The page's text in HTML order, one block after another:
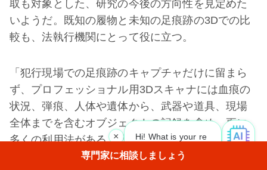
取も対象とした、研究の今後の方向性を見定めた
いようだ。既知の履物と未知の足痕跡の3Dでの比
較も、法執行機関にとって役に立つ。
「犯行現場での足痕跡のキャプチャだけに留まら
ず、プロフェッショナル用3Dスキャナには血痕の
状況、弾痕、人体や遺体から、武器や道具、現場
全体までを含むオブジェクトの記録を含め、更に
多くの利用法がある。我々は、3Dスキャニングの
可能性が法医学やその他の分野で拡大していく過
Hi! What is your request? 👀
×
専門家に相談しましょう